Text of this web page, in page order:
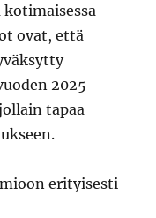
kotimaisessa
ovat, että
2025
tapaa
erityisesti